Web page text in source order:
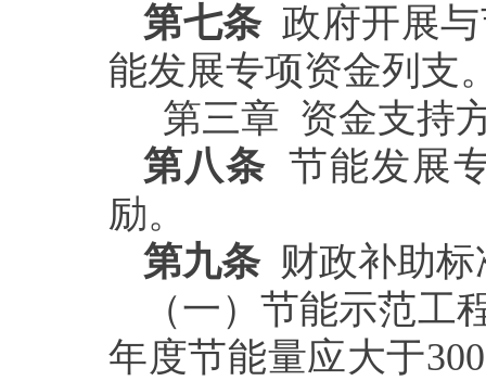
第七条政府开展与
能发展专项资金列支
第三章 资金支持
第八条 节能发展
励。
第九条财政补助标
（一）节能示范工
年度节能量应大于